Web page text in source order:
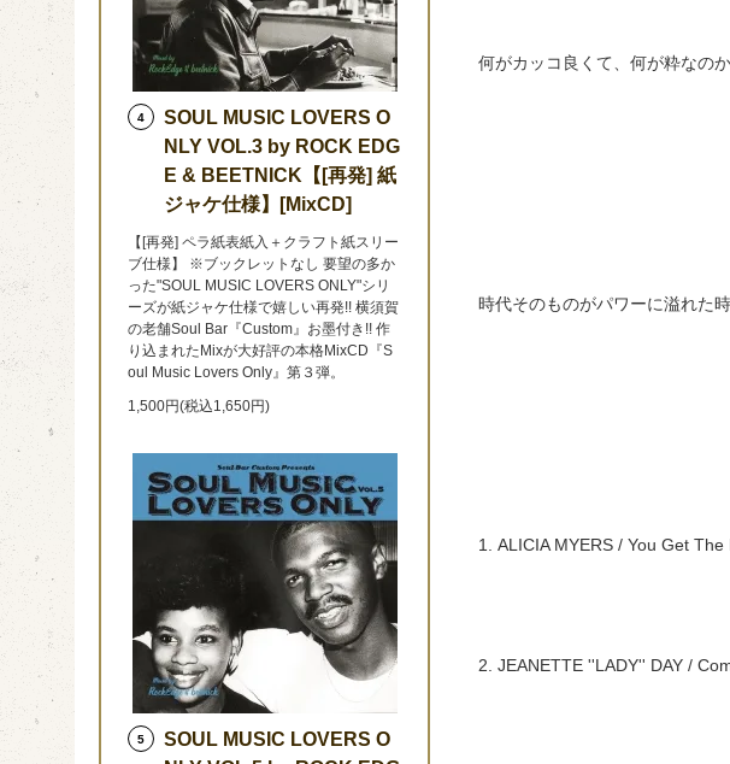
何がカッコ良くて、何が粋なの
時代そのものがパワーに溢れた
1. ALICIA MYERS / You Get
2. JEANETTE ''LADY'' DAY /
4
SOUL MUSIC LOVERS O
NLY VOL.3 by ROCK EDG
E & BEETNICK【[再発] 紙
ジャケ仕様】[MixCD]
【[再発] ペラ紙表紙入＋クラフト紙スリー
ブ仕様】 ※ブックレットなし 要望の多か
った"SOUL MUSIC LOVERS ONLY"シリ
ーズが紙ジャケ仕様で嬉しい再発!! 横須賀
の老舗Soul Bar『Custom』お墨付き!! 作
り込まれたMixが大好評の本格MixCD『S
oul Music Lovers Only』第３弾。
1,500円(税込1,650円)
5
SOUL MUSIC LOVERS O